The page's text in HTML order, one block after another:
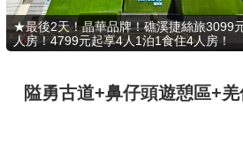
最新消息
最新留言
★最後2天！晶華品牌！礁溪捷絲旅3099
人房！4799元起享4人1泊1食住4人房！
隘勇古道+鼻仔頭遊憩區+